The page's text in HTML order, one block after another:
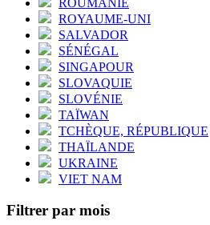
ROYAUME-UNI
SALVADOR
SÉNÉGAL
SINGAPOUR
SLOVAQUIE
SLOVÉNIE
TAÏWAN
TCHÈQUE, RÉPUBLIQUE
THAÏLANDE
UKRAINE
VIET NAM
Filtrer par mois